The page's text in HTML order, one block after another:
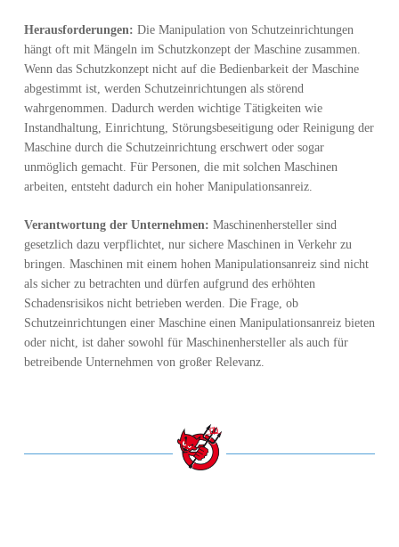
Herausforderungen: Die Manipulation von Schutzeinrichtungen
hängt oft mit Mängeln im Schutzkonzept der Maschine zusammen.
Wenn das Schutzkonzept nicht auf die Bedienbarkeit der Maschine
abgestimmt ist, werden Schutzeinrichtungen als störend
wahrgenommen. Dadurch werden wichtige Tätigkeiten wie
Instandhaltung, Einrichtung, Störungsbeseitigung oder Reinigung der
Maschine durch die Schutzeinrichtung erschwert oder sogar
unmöglich gemacht. Für Personen, die mit solchen Maschinen
arbeiten, entsteht dadurch ein hoher Manipulationsanreiz.
Verantwortung der Unternehmen: Maschinenhersteller sind
gesetzlich dazu verpflichtet, nur sichere Maschinen in Verkehr zu
bringen. Maschinen mit einem hohen Manipulationsanreiz sind nicht
als sicher zu betrachten und dürfen aufgrund des erhöhten
Schadensrisikos nicht betrieben werden. Die Frage, ob
Schutzeinrichtungen einer Maschine einen Manipulationsanreiz bieten
oder nicht, ist daher sowohl für Maschinenhersteller als auch für
betreibende Unternehmen von großer Relevanz.